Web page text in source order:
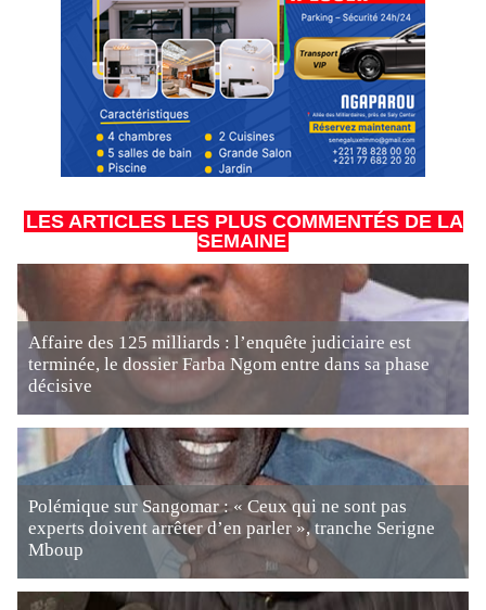
LES ARTICLES LES PLUS COMMENTÉS DE LA
SEMAINE
Affaire des 125 milliards : l’enquête judiciaire est
terminée, le dossier Farba Ngom entre dans sa phase
décisive
Polémique sur Sangomar : « Ceux qui ne sont pas
experts doivent arrêter d’en parler », tranche Serigne
Mboup